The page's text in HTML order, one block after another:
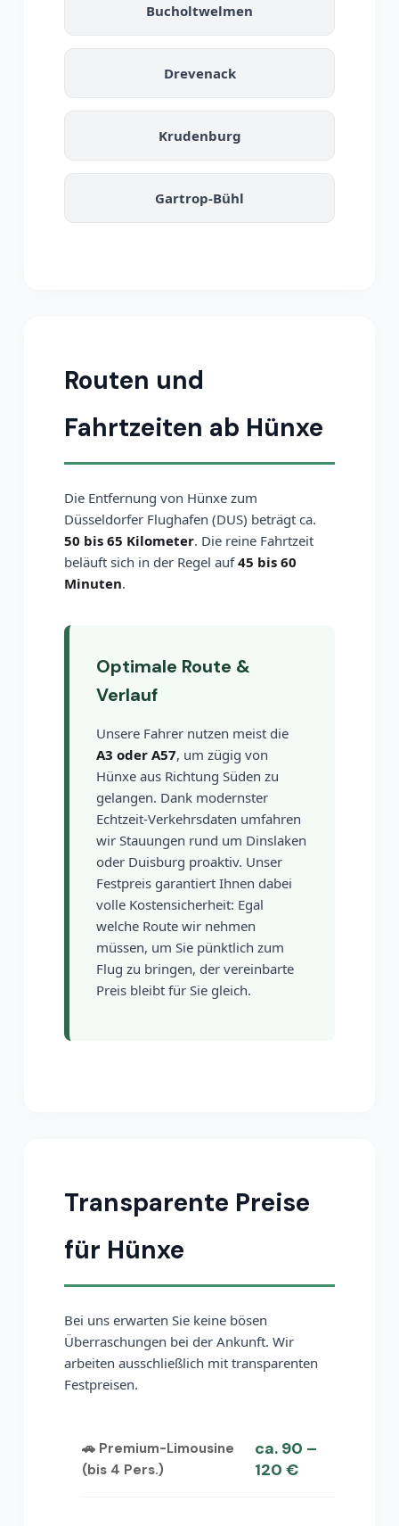
Bucholtwelmen
Drevenack
Krudenburg
Gartrop-Bühl
Routen und
Fahrtzeiten ab Hünxe
Die Entfernung von Hünxe zum
Düsseldorfer Flughafen (DUS) beträgt ca.
50 bis 65 Kilometer. Die reine Fahrtzeit
beläuft sich in der Regel auf45 bis 60
Minuten.
Optimale Route &
Verlauf
Unsere Fahrer nutzen meist die
A3 oder A57, um zügig von
Hünxe aus Richtung Süden zu
gelangen. Dank modernster
Echtzeit-Verkehrsdaten umfahren
wir Stauungen rund um Dinslaken
oder Duisburg proaktiv. Unser
Festpreis garantiert Ihnen dabei
volle Kostensicherheit: Egal
welche Route wir nehmen
müssen, um Sie pünktlich zum
Flug zu bringen, der vereinbarte
Preis bleibt für Sie gleich.
Transparente Preise
für Hünxe
Bei uns erwarten Sie keine bösen
Überraschungen bei der Ankunft. Wir
arbeiten ausschließlich mit transparenten
Festpreisen.
🚗 Premium-Limousine
(bis 4 Pers.)
ca. 90 –
120 €